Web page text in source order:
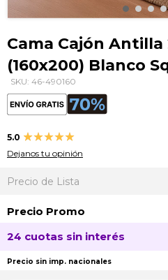
al
comienzo
de
la
galería
de
Cama Cajón Antilla
(160x200) Blanco
SKU: 46-490160
5.0 Valoración:
100
% of100
Dejanos tu opinión
Precio de Lista
Precio Promo
24 cuotas sin interés
Precio sin imp. nacionales